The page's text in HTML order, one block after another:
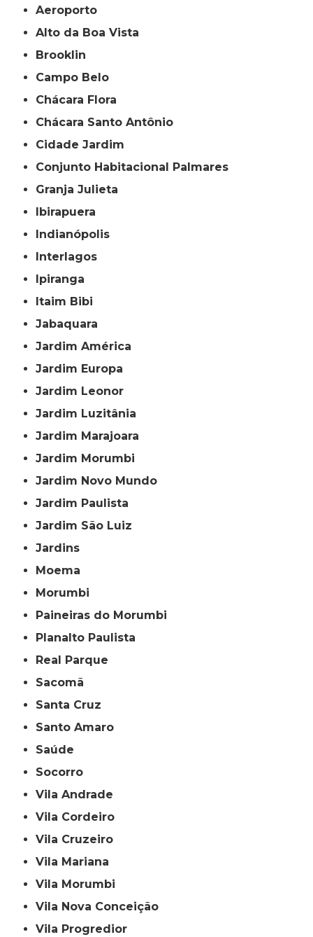
Aeroporto
Alto da Boa Vista
Brooklin
Campo Belo
Chácara Flora
Chácara Santo Antônio
Cidade Jardim
Conjunto Habitacional Palmares
Granja Julieta
Ibirapuera
Indianópolis
Interlagos
Ipiranga
Itaim Bibi
Jabaquara
Jardim América
Jardim Europa
Jardim Leonor
Jardim Luzitânia
Jardim Marajoara
Jardim Morumbi
Jardim Novo Mundo
Jardim Paulista
Jardim São Luiz
Jardins
Moema
Morumbi
Paineiras do Morumbi
Planalto Paulista
Real Parque
Sacomã
Santa Cruz
Santo Amaro
Saúde
Socorro
Vila Andrade
Vila Cordeiro
Vila Cruzeiro
Vila Mariana
Vila Morumbi
Vila Nova Conceição
Vila Progredior